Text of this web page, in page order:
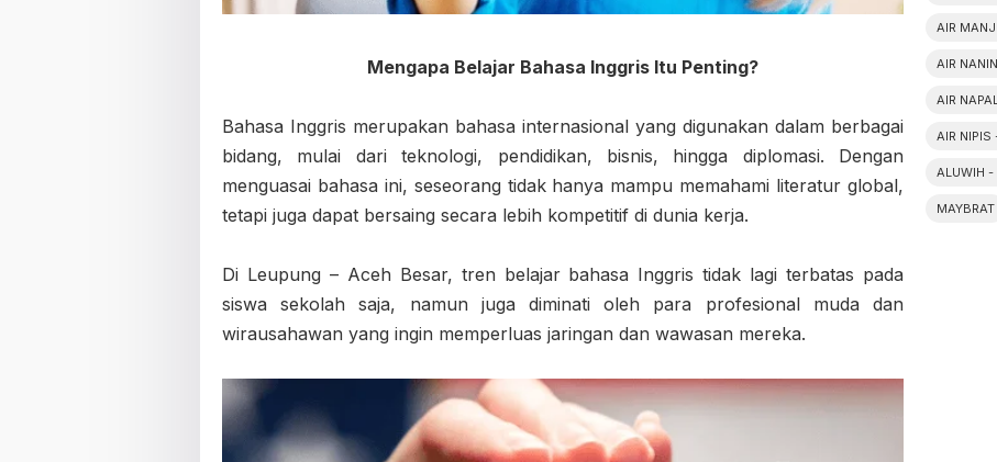
Mengapa Belajar Bahasa Inggris Itu Penting?
Bahasa Inggris merupakan bahasa internasional yang digunakan dalam berbagai
bidang, mulai dari teknologi, pendidikan, bisnis, hingga diplomasi. Dengan
menguasai bahasa ini, seseorang tidak hanya mampu memahami literatur global,
tetapi juga dapat bersaing secara lebih kompetitif di dunia kerja.
Di Leupung – Aceh Besar, tren belajar bahasa Inggris tidak lagi terbatas pada
siswa sekolah saja, namun juga diminati oleh para profesional muda dan
wirausahawan yang ingin memperluas jaringan dan wawasan mereka.
AIR
AIR
AIR
AIR NIPIS
ALUWIH -
MAYBRAT